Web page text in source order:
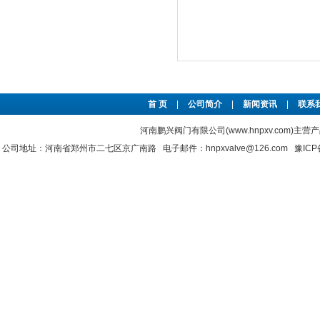
首 页 公司简介 新闻资讯 联系
河南鹏兴阀门有限公司(www.hnpxv.com)主营
公司地址：河南省郑州市二七区京广南路 电子邮件：hnpxvalve@126.com 豫ICP